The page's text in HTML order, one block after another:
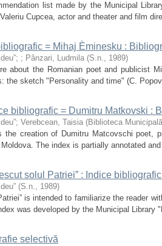
list made by the Municipal
Cupcea, actor and theater and film
= Mihaj Èminesku :
; ; Pânzari, Ludmila (S.n., 1989)
about the Romanian poet and publicist
the sketch "Personality and time" (C.
bibliografic = Dumitru Matkovski :
; Verebcean, Taisia (Biblioteca
the creation of Dumitru Matcovschi poet,
The index is partially annotated
solul Patriei” : Indice
(S.n., 1989)
is intended to familiarize the reader
was developed by the Municipal Library
selectivă